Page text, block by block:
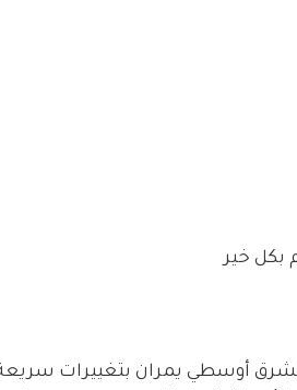
بكل خير
الشرق أوسطي يمران بتغييرات